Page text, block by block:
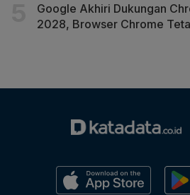
Google Akhiri Dukungan
2028, Browser Chrome